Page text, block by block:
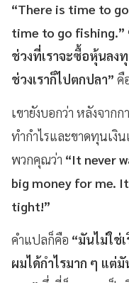
“There is time to
time to go fishing.”
ช่วงที่เราจะซื้อหุ้นลง
ช่วงเราก็ไปตกปลา” คื
เขายังบอกว่า หลังจาก
ทำกำไรและขาดทุนเงิ
พวกคุณว่า “It never
big money for me.
tight!”
คำแปลก็คือ “มันไม่ใช่
ผมได้กำไรมาก ๆ แต่